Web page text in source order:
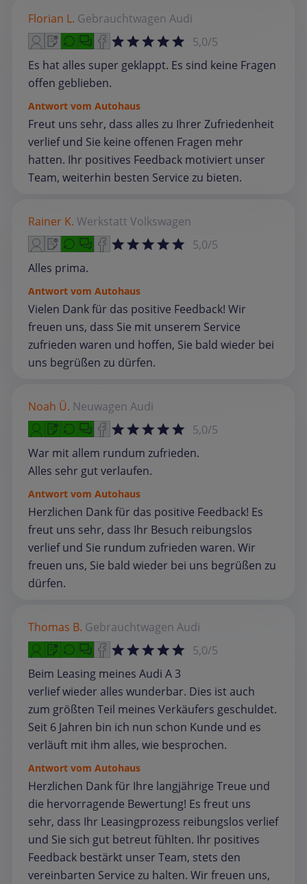
Florian L. Gebrauchtwagen Audi
5,0/5
Es hat alles super geklappt. Es sind keine Fragen
offen geblieben.
Antwort vom Autohaus
Freut uns sehr, dass alles zu Ihrer Zufriedenheit
verlief und Sie keine offenen Fragen mehr
hatten. Ihr positives Feedback motiviert unser
Team, weiterhin besten Service zu bieten.
Rainer K. Werkstatt Volkswagen
5,0/5
Alles prima.
Antwort vom Autohaus
Vielen Dank für das positive Feedback! Wir
freuen uns, dass Sie mit unserem Service
zufrieden waren und hoffen, Sie bald wieder bei
uns begrüßen zu dürfen.
Noah Ü. Neuwagen Audi
5,0/5
War mit allem rundum zufrieden.
Alles sehr gut verlaufen.
Antwort vom Autohaus
Herzlichen Dank für das positive Feedback! Es
freut uns sehr, dass Ihr Besuch reibungslos
verlief und Sie rundum zufrieden waren. Wir
freuen uns, Sie bald wieder bei uns begrüßen zu
dürfen.
Thomas B. Gebrauchtwagen Audi
5,0/5
Beim Leasing meines Audi A 3
verlief wieder alles wunderbar. Dies ist auch
zum größten Teil meines Verkäufers geschuldet.
Seit 6 Jahren bin ich nun schon Kunde und es
verläuft mit ihm alles, wie besprochen.
Antwort vom Autohaus
Herzlichen Dank für Ihre langjährige Treue und
die hervorragende Bewertung! Es freut uns
sehr, dass Ihr Leasingprozess reibungslos verlief
und Sie sich gut betreut fühlten. Ihr positives
Feedback bestärkt unser Team, stets den
vereinbarten Service zu halten. Wir freuen uns,